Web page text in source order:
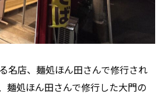
名店、麺処ほん田さんで修行され
麺処ほん田さんで修行した大門の